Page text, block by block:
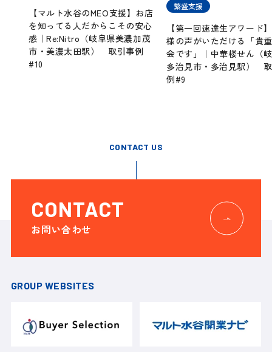
【マルト水谷のMEO支援】お店
を知ってる人だからこその安心
感｜Re:Nitro（岐阜県美濃加茂
市・美濃太田駅） 取引事例
#10
繁盛支援
【第一回速達生アワード
様の声がいただける「貴
会です」｜中華楼せん（
多治見市・多治見駅）
例#9
CONTACT US
CONTACT
お問い合わせ
GROUP WEBSITES